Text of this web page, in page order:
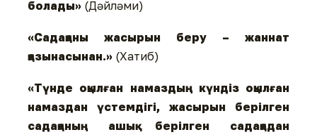
болады» (Дәйләми)
«Садақаны жасырын беру – жаннат
қазынасынан.» (Хатиб)
«Түнде оқылған намаздың күндіз оқылған
намаздан үстемдігі, жасырын берілген
садақаның ашық берілген садақадан